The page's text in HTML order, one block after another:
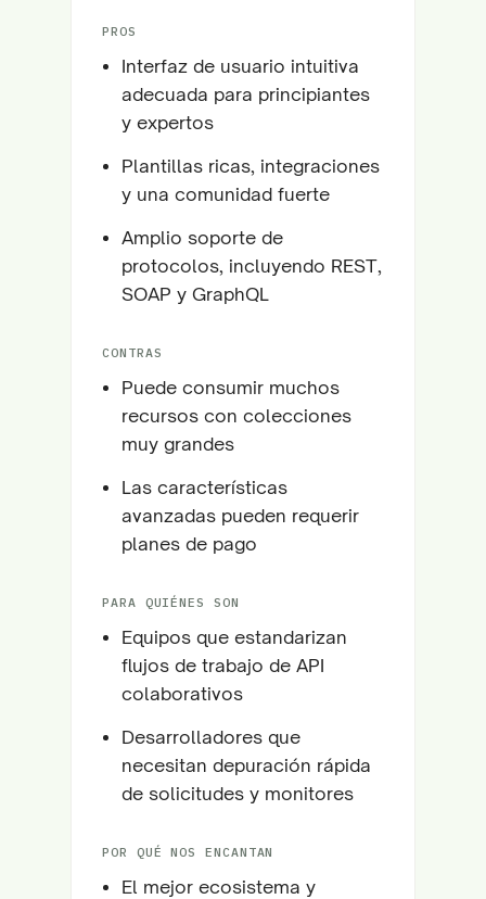
PROS
Interfaz de usuario intuitiva
adecuada para principiantes
y expertos
Plantillas ricas, integraciones
y una comunidad fuerte
Amplio soporte de
protocolos, incluyendo REST,
SOAP y GraphQL
CONTRAS
Puede consumir muchos
recursos con colecciones
muy grandes
Las características
avanzadas pueden requerir
planes de pago
PARA QUIÉNES SON
Equipos que estandarizan
flujos de trabajo de API
colaborativos
Desarrolladores que
necesitan depuración rápida
de solicitudes y monitores
POR QUÉ NOS ENCANTAN
El mejor ecosistema y